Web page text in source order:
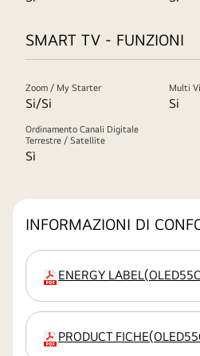
SMART TV - FUNZIONI
Zoom / My Starter
Si/Si
Multi
Si
Ordinamento Canali Digitale
Terrestre / Satellite
Sì
INFORMAZIONI DI
estensione
ENERGY LABEL(
estensione
PRODUCT FICHE(